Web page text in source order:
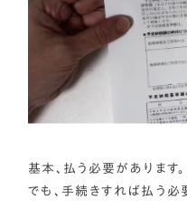
한국어
基本、払う必要があります。
でも、手続きすれば払う必